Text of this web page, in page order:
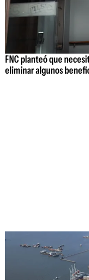
FNC planteó que
eliminar algunos